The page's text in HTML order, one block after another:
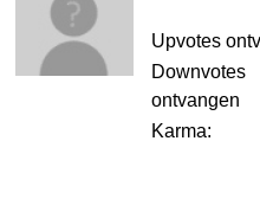
Upvotes
Downvotes
ontvangen
Karma: